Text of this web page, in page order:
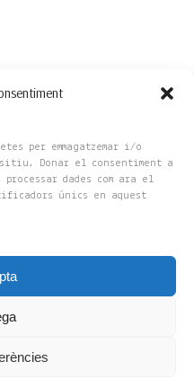
per emmagatzemar i/o
Donar el consentiment a
dades com ara el
únics en aquest
Amelia, S.L